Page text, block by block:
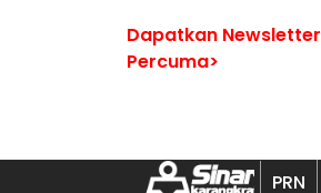
Dapatkan Newsletter
Percuma>
PRN